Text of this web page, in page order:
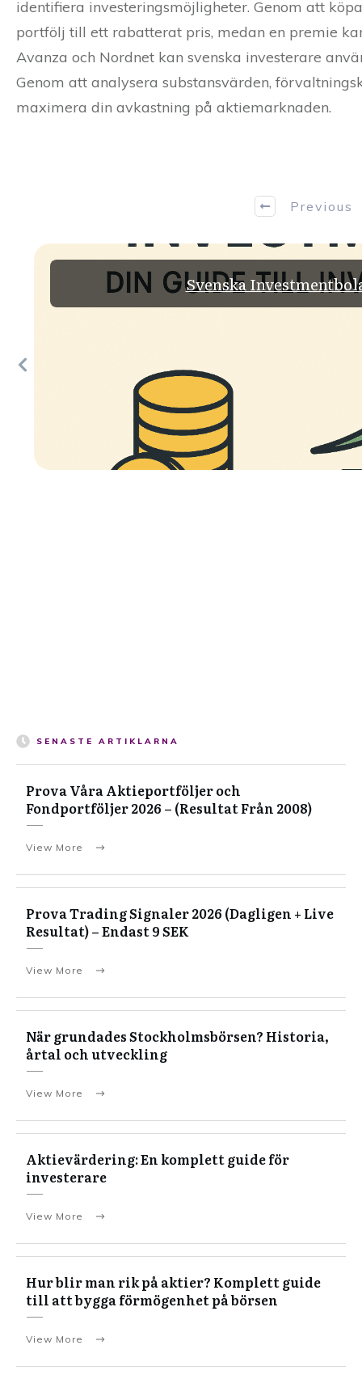
identifiera investeringsmöjligheter. Genom att
portfölj till ett rabatterat pris, medan en premie
Avanza och Nordnet kan svenska investerare
Genom att analysera substansvärden,
maximera din avkastning på aktiemarknaden.
Previous
Svenska
SENASTE ARTIKLARNA
Prova Våra Aktieportföljer och
Fondportföljer 2026 – (Resultat Från 2008)
View More
Prova Trading Signaler 2026 (Dagligen + Live
Resultat) – Endast 9 SEK
View More
När grundades Stockholmsbörsen? Historia,
årtal och utveckling
View More
Aktievärdering: En komplett guide för
investerare
View More
Hur blir man rik på aktier? Komplett guide
till att bygga förmögenhet på börsen
View More